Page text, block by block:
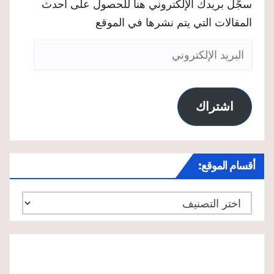
سجّل بريدك الإلكتروني هنا للحصول على أحدث
المقالات التي يتم نشرها في الموقع
البريد
اشتراك
أقسام الموقع:
أقسام
الموقع: